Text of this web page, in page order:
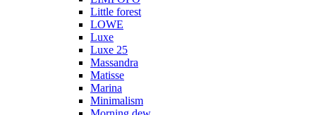
Little forest
LOWE
Luxe
Luxe 25
Massandra
Matisse
Marina
Minimalism